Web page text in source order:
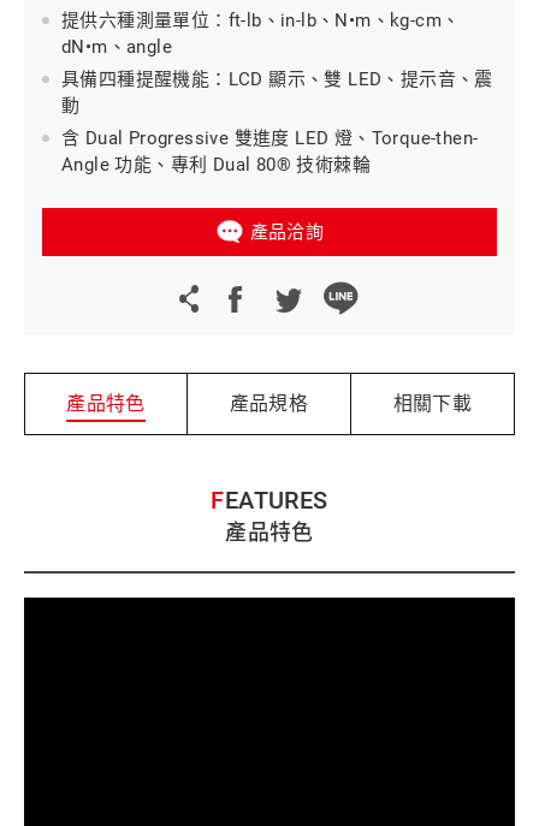
提供六種測量單位：ft-lb、in-lb、N•m、kg-cm、
dN•m、angle
具備四種提醒機能：LCD 顯示、雙 LED、提示音、震
動
含 Dual Progressive 雙進度 LED 燈、Torque-then-
Angle 功能、專利 Dual 80® 技術棘輪
產品洽詢
產品特色 產品規格 相關下載
FEATURES
產品特色